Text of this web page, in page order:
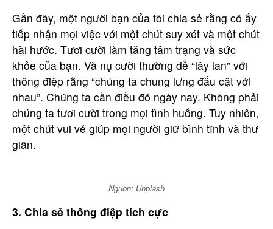
Gần đây, một người bạn của tôi chia sẻ rằng cô ấy
tiếp nhận mọi việc với một chút suy xét và một chút
hài hước. Tươi cười làm tăng tâm trạng và sức
khỏe của bạn. Và nụ cười thường dễ “lây lan” với
thông điệp rằng “chúng ta chung lưng đấu cật với
nhau”. Chúng ta cần điều đó ngày nay. Không phải
chúng ta tươi cười trong mọi tình huống. Tuy nhiên,
một chút vui vẻ giúp mọi người giữ bình tĩnh và thư
giãn.
Nguồn: Unplash
3. Chia sẻ thông điệp tích cực